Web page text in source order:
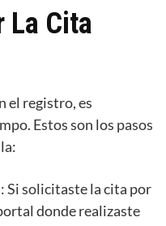
La Cita
el registro, es
Estos son los pasos
: Si solicitaste la cita por
donde realizaste